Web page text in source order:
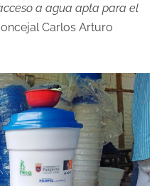
a agua apta para el
Carlos Arturo